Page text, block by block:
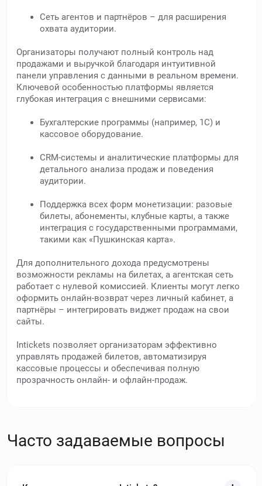
Сеть агентов и партнёров – для расширения
охвата аудитории.
Организаторы получают полный контроль над
продажами и выручкой благодаря интуитивной
панели управления с данными в реальном времени.
Ключевой особенностью платформы является
глубокая интеграция с внешними сервисами:
Бухгалтерские программы (например, 1С) и
кассовое оборудование.
CRM-системы и аналитические платформы для
детального анализа продаж и поведения
аудитории.
Поддержка всех форм монетизации: разовые
билеты, абонементы, клубные карты, а также
интеграция с государственными программами,
такими как «Пушкинская карта».
Для дополнительного дохода предусмотрены
возможности рекламы на билетах, а агентская сеть
работает с нулевой комиссией. Клиенты могут легко
оформить онлайн-возврат через личный кабинет, а
партнёры – интегрировать виджет продаж на свои
сайты.
Intickets позволяет организаторам эффективно
управлять продажей билетов, автоматизируя
кассовые процессы и обеспечивая полную
прозрачность онлайн- и офлайн-продаж.
Часто задаваемые вопросы